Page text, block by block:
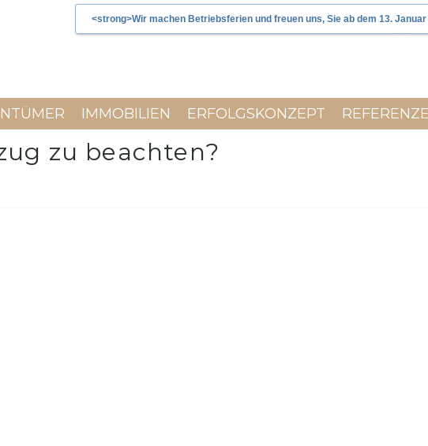
IMMOBILIEN ERFOLGSKONZEPT
zu beachten?
<strong>Wir machen Betriebsferien und freuen uns, Sie ab dem 13.